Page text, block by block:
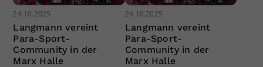
24.10.2025
Langmann vereint
Para-Sport-
Community in der
Marx Halle
24.10.2025
Langmann vereint
Para-Sport-
Community in der
Marx Halle